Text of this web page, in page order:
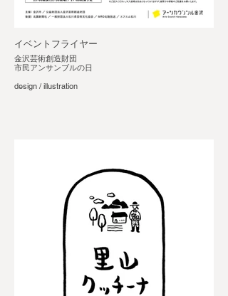
イベントフライヤー
金沢芸術創造財団
市民アンサンブルの日
design / illustration